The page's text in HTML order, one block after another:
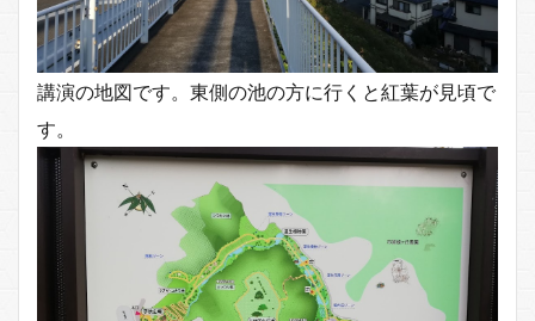
講演の地図です。東側の池の方に行くと紅葉が見頃で
す。